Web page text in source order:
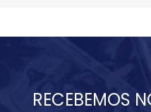
RECEBEMOS